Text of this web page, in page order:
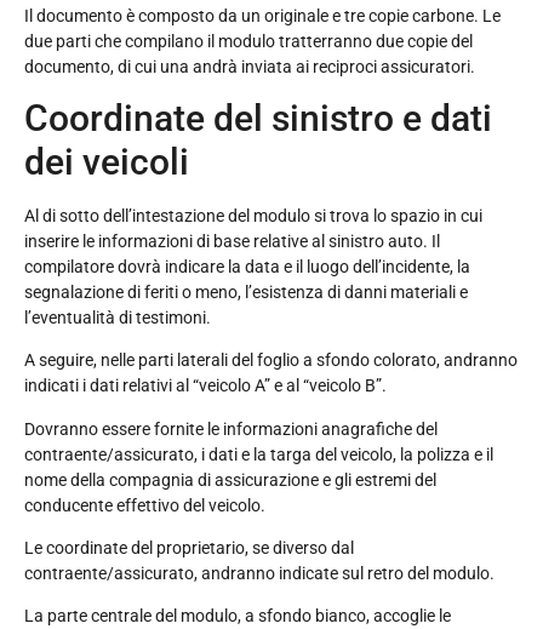
Il documento è composto da un originale e tre copie carbone. Le
due parti che compilano il modulo tratterranno due copie del
documento, di cui una andrà inviata ai reciproci assicuratori.
Coordinate del sinistro e dati
dei veicoli
Al di sotto dell’intestazione del modulo si trova lo spazio in cui
inserire le informazioni di base relative al sinistro auto. Il
compilatore dovrà indicare la data e il luogo dell’incidente, la
segnalazione di feriti o meno, l’esistenza di danni materiali e
l’eventualità di testimoni.
A seguire, nelle parti laterali del foglio a sfondo colorato, andranno
indicati i dati relativi al “veicolo A” e al “veicolo B”.
Dovranno essere fornite le informazioni anagrafiche del
contraente/assicurato, i dati e la targa del veicolo, la polizza e il
nome della compagnia di assicurazione e gli estremi del
conducente effettivo del veicolo.
Le coordinate del proprietario, se diverso dal
contraente/assicurato, andranno indicate sul retro del modulo.
La parte centrale del modulo, a sfondo bianco, accoglie le